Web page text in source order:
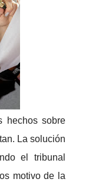
hechos sobre
La solución
el tribunal
motivo de la